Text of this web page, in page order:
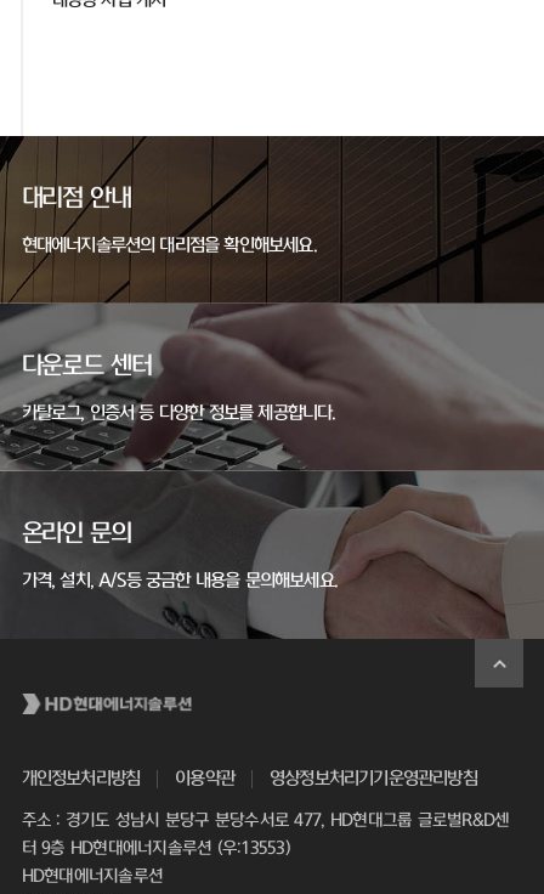
대리점 안내
현대에너지솔루션의 대리점을 확인해보세요.
다운로드 센터
카탈로그, 인증서 등 다양한 정보를 제공합니다.
온라인 문의
가격, 설치, A/S등 궁금한 내용을 문의해보세요.
개인정보처리방침 이용약관 영상정보처리기기운영관리방침
주소 : 경기도 성남시 분당구 분당수서로 477, HD현대그룹 글로벌R&D센
터 9층 HD현대에너지솔루션 (우:13553)
HD현대에너지솔루션